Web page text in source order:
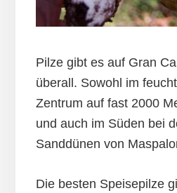
Pilze gibt es auf Gran
überall. Sowohl im
Zentrum auf fast 2000
und auch im Süden bei
Sanddünen von
Die besten Speisepilze